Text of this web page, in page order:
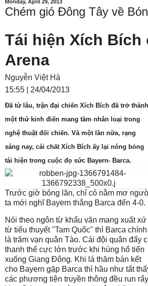
Monday, April 29, 2013
Chém gió Đông Tây về
Tái hiện Xích Bích
Arena
Nguyễn Việt Hà
15:55 | 24/04/2013
Đã từ lâu, trận đại chiến Xích Bích đã trở thành
một thứ kinh điển mang tầm nhân loại trong
nghệ thuật đối chiến. Và một lần nữa, rạng
sáng nay, cái chất Xích Bích ấy lại nóng bỏng
tái hiện trong cuộc đọ sức Bayern- Barca.
Trước giờ bóng lăn, chỉ có nằm mơ
ta mới nghĩ Bayern thắng Barca đến 4-0.
Nói theo ngôn từ khẩu văn mang xuất xứ
từ tiểu thuyết "Tam Quốc" thì Barca chính
là trăm vạn quân Tào. Cái đội quân đấy
thanh thế cực lớn trước khi hùng hổ tiến
xuống Giang Đông. Khi lá thăm bán kết
cho Bayern gặp Barca thì hầu như tất
các phương tiện truyền thông đều run rẩy